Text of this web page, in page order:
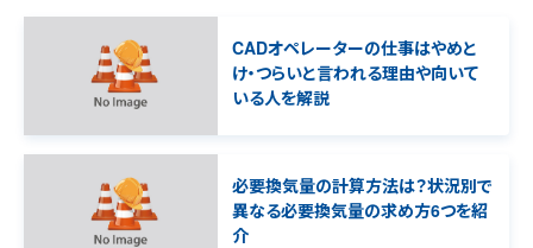
CADオペレーターの仕事はやめと
け・つらいと言われる理由や向いて
いる人を解説
必要換気量の計算方法は？状況別で
異なる必要換気量の求め方6つを紹
介